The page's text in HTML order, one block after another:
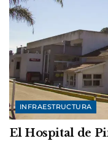
INFRAESTRUCTURA
El Hospital de